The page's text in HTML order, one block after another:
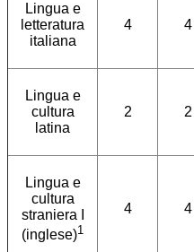
Lingua e
letteratura
italiana
4 4
Lingua e
cultura
latina
2 2
Lingua e
cultura
straniera I
(inglese)1
4 4